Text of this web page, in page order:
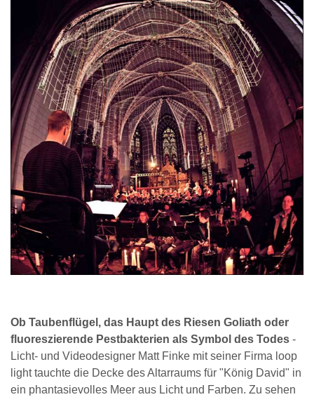
Ob Taubenflügel, das Haupt des Riesen Goliath oder
fluoreszierende Pestbakterien als Symbol des Todes -
Licht- und Videodesigner Matt Finke mit seiner Firma loop
light tauchte die Decke des Altarraums für "König David" in
ein phantasievolles Meer aus Licht und Farben. Zu sehen